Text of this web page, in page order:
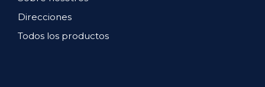
Direcciones
Todos los productos